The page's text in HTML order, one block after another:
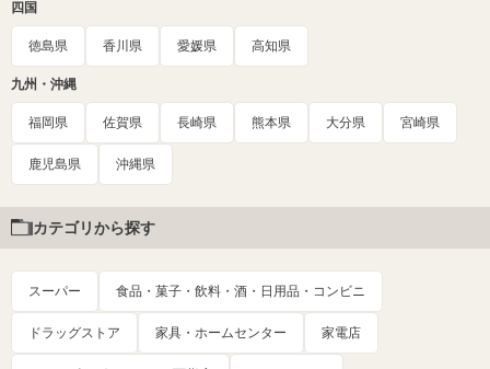
四国
徳島県 香川県 愛媛県 高知県
九州・沖縄
福岡県 佐賀県 長崎県 熊本県 大分県 宮崎県
鹿児島県 沖縄県
カテゴリから探す
スーパー 食品・菓子・飲料・酒・日用品・コンビニ
ドラッグストア 家具・ホームセンター 家電店